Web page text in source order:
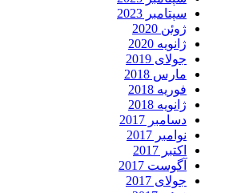
سپتامبر 2023
ژوئن 2020
ژانویه 2020
جولای 2019
مارس 2018
فوریه 2018
ژانویه 2018
دسامبر 2017
نوامبر 2017
اکتبر 2017
آگوست 2017
جولای 2017